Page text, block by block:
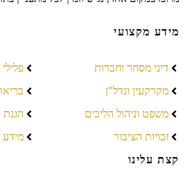
מידע מקצועי
דיני מסחר וחברות
מקרקעין ונדל"ן
משפט וניהול הליכים
זכויות הציבור
הגנת
מידע
קצת עלינו